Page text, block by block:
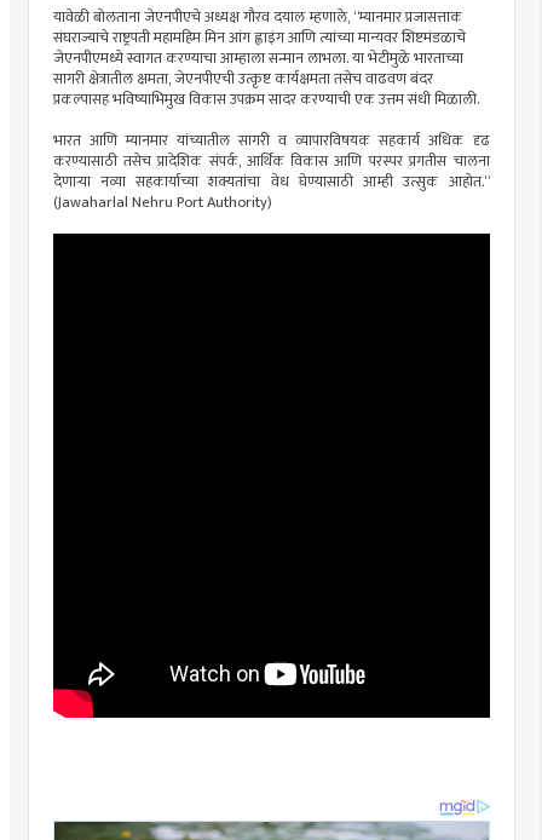
यावेळी बोलताना जेएनपीएचे अध्यक्ष गौरव दयाल म्हणाले, “म्यानमार प्रजासत्ताक
संघराज्याचे राष्ट्रपती महामहिम मिन आंग ह्लाइंग आणि त्यांच्या मान्यवर शिष्टमंडळाचे
जेएनपीएमध्ये स्वागत करण्याचा आम्हाला सन्मान लाभला. या भेटीमुळे भारताच्या
सागरी क्षेत्रातील क्षमता, जेएनपीएची उत्कृष्ट कार्यक्षमता तसेच वाढवण बंदर
प्रकल्पासह भविष्याभिमुख विकास उपक्रम सादर करण्याची एक उत्तम संधी मिळाली.
भारत आणि म्यानमार यांच्यातील सागरी व व्यापारविषयक सहकार्य अधिक दृढ
करण्यासाठी तसेच प्रादेशिक संपर्क, आर्थिक विकास आणि परस्पर प्रगतीस चालना
देणाऱ्या नव्या सहकार्याच्या शक्यतांचा वेध घेण्यासाठी आम्ही उत्सुक आहोत.”
(Jawaharlal Nehru Port Authority)